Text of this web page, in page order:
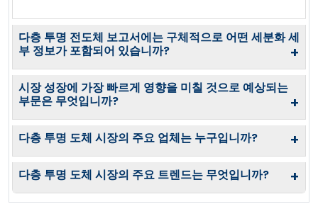
다층 투명 전도체 보고서에는 구체적으로 어떤 세분화 세
부 정보가 포함되어 있습니까?
+
시장 성장에 가장 빠르게 영향을 미칠 것으로 예상되는
부문은 무엇입니까?
+
다층 투명 도체 시장의 주요 업체는 누구입니까? +
다층 투명 도체 시장의 주요 트렌드는 무엇입니까? +